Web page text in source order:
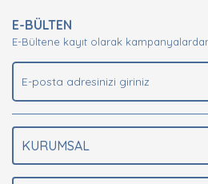
Ürün açıklamasında eksik bilgiler
Ürün bilgilerinde hatalar bulunuyor.
E-BÜLTEN
E-Bültene kayıt olarak
KURUMSAL